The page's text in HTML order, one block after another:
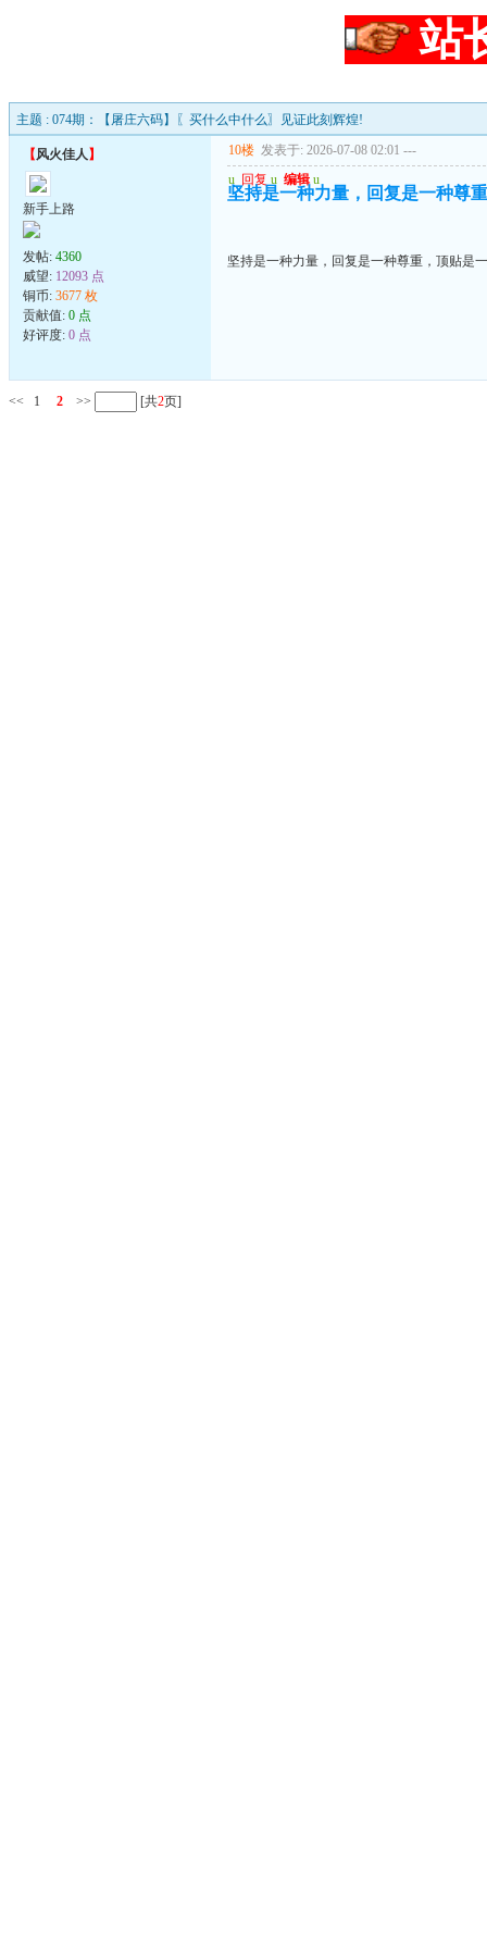
站
主题 : 074期：【屠庄六码】〖买什么中什么〗见证此刻辉煌!
【风火佳人 】
新手上路
发帖: 4360
威望: 12093 点
铜币: 3677 枚
贡献值: 0 点
好评度: 0 点
10楼 发表于: 2026-07-08 02:01 ---
u 回复 u 编辑 u
坚持是一种力量，回复是一种尊
坚持是一种力量，回复是一种尊重，顶贴是
<< 1 2 >> [共2页]